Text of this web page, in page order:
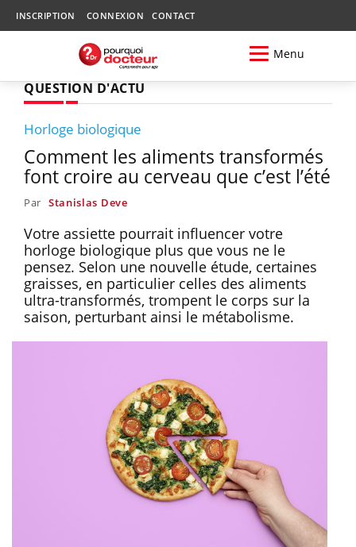
INSCRIPTION CONNEXION CONTACT
Menu
QUESTION D'ACTU
Horloge biologique
Comment les aliments transformés
font croire au cerveau que c’est l’été
Par Stanislas Deve
Votre assiette pourrait influencer votre
horloge biologique plus que vous ne le
pensez. Selon une nouvelle étude, certaines
graisses, en particulier celles des aliments
ultra-transformés, trompent le corps sur la
saison, perturbant ainsi le métabolisme.